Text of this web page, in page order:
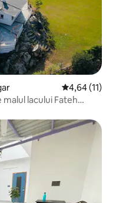
Scor mediu
4,64 (11)
malul lacului Fateh